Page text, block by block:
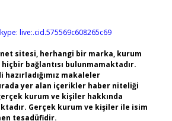
live:.cid.575569c608265c69
sitesi, herhangi bir marka, kurum
bağlantısı bulunmamaktadır.
hazırladığımız makaleler
yer alan içerikler haber niteliği
kurum ve kişiler hakkında
Gerçek kurum ve kişiler ile isim
tesadüfidir.